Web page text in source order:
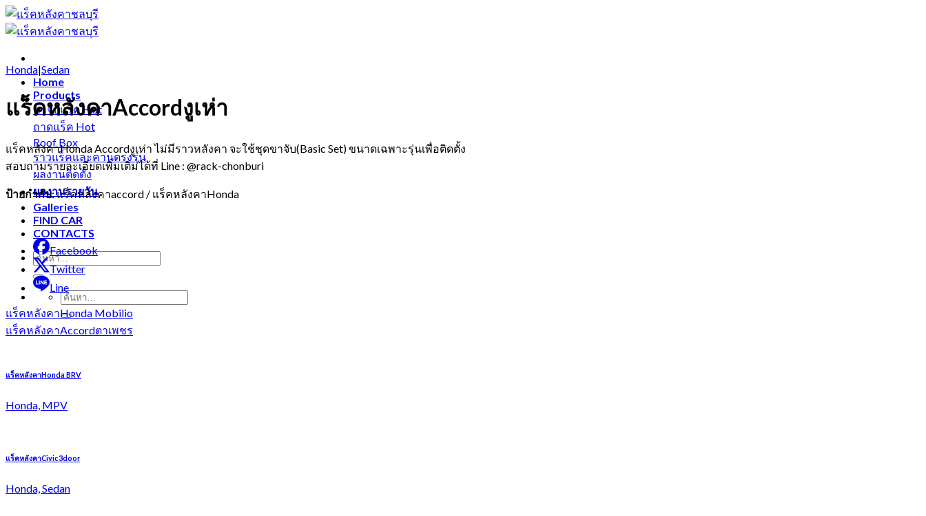
Skip
to
content
Home
Products
ขาจับแร็ค
ถาดแร็ค
Roof Box
ราวแร็คและคานตรงรุ่น
ผลงานติดตั้ง
ผลงานรายวัน
Galleries
FIND CAR
CONTACTS
Honda|Sedan
แร็คหลังคาAccordงูเห่า
แร็คหลังคาHonda Accordงูเห่า ไม่มีราวหลังคา จะใช้ชุดขาจับ(Basic Set) ขนาดเฉพาะรุ่นเพื่อติดตั้ง
สอบถามรายละเอียดเพิ่มเติมได้ที่ Line : @rack-chonburi
ป้ายกำกับ:แร็คหลังคาaccord / แร็คหลังคาHonda
Facebook
Twitter
Line
แร็คหลังคาHonda Mobilio
แร็คหลังคาAccordตาเพชร
แร็คหลังคาHonda BRV
Honda, MPV
แร็คหลังคาCivic3door
Honda, Sedan